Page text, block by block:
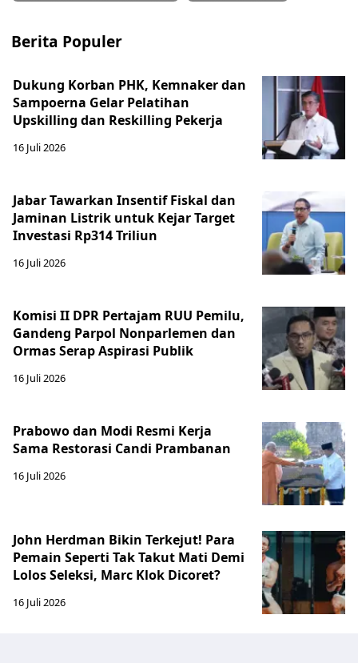
Berita Populer
Dukung Korban PHK, Kemnaker dan
Sampoerna Gelar Pelatihan
Upskilling dan Reskilling Pekerja
16 Juli 2026
Jabar Tawarkan Insentif Fiskal dan
Jaminan Listrik untuk Kejar Target
Investasi Rp314 Triliun
16 Juli 2026
Komisi II DPR Pertajam RUU Pemilu,
Gandeng Parpol Nonparlemen dan
Ormas Serap Aspirasi Publik
16 Juli 2026
Prabowo dan Modi Resmi Kerja
Sama Restorasi Candi Prambanan
16 Juli 2026
John Herdman Bikin Terkejut! Para
Pemain Seperti Tak Takut Mati Demi
Lolos Seleksi, Marc Klok Dicoret?
16 Juli 2026